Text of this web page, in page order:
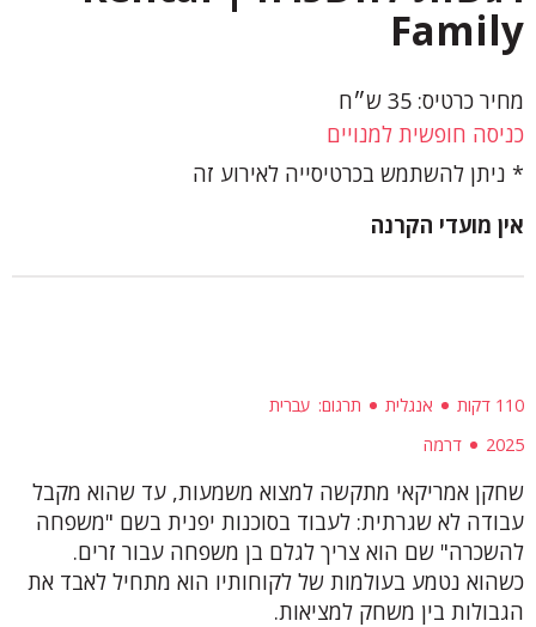
Family
מחיר כרטיס: 35 ש״ח
כניסה חופשית למנויים
ניתן להשתמש בכרטיסייה לאירוע זה
אין מועדי הקרנה
110 דקות אנגלית תרגום עברית
2025
דרמה
שחקן אמריקאי מתקשה למצוא משמעות, עד שהוא מקבל
עבודה לא שגרתית: לעבוד בסוכנות יפנית בשם "משפחה
להשכרה" שם הוא צריך לגלם בן משפחה עבור זרים.
כשהוא נטמע בעולמות של לקוחותיו הוא מתחיל לאבד את
הגבולות בין משחק למציאות.